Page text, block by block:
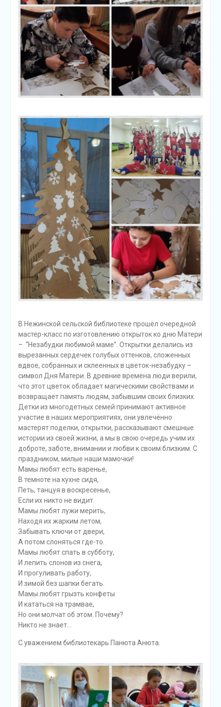
В Нежинской сельской библиотеке прошёл очередной
мастер-класс по изготовлению открыток ко дню Матери
– “Незабудки любимой маме”. Открытки делались из
вырезанных сердечек голубых оттенков, сложенных
вдвое, собранных и склеенных в цветок-незабудку –
символ Дня Матери. В древние времена люди верили,
что этот цветок обладает магическими свойствами и
возвращает память людям, забывшим своих близких.
Детки из многодетных семей принимают активное
участие в наших мероприятиях, они увлечённо
мастерят поделки, открытки, рассказывают смешные
истории из своей жизни, а мы в свою очередь учим их
доброте, заботе, внимании и любви к своим близким. С
праздником, милые наши мамочки!
Мамы любят есть варенье,
В темноте на кухне сидя,
Петь, танцуя в воскресенье,
Если их никто не видит.
Мамы любят лужи мерить,
Находя их жарким летом,
Забывать ключи от двери,
А потом слоняться где-то.
Мамы любят спать в субботу,
И лепить слонов из снега,
И прогуливать работу,
И зимой без шапки бегать.
Мамы любят грызть конфеты
И кататься на трамвае,
Но они молчат об этом. Почему?
Никто не знает…
С уважением библиотекарь Панюта Анюта.